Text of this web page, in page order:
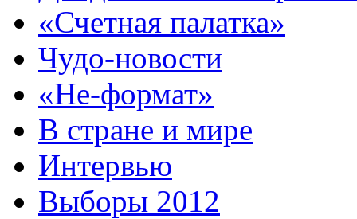
«Счетная палатка»
Чудо-новости
«Не-формат»
В стране и мире
Интервью
Выборы 2012